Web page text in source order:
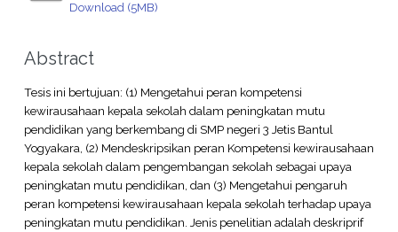
Download (5MB)
Abstract
Tesis ini bertujuan: (1) Mengetahui peran kompetensi
kewirausahaan kepala sekolah dalam peningkatan mutu
pendidikan yang berkembang di SMP negeri 3 Jetis Bantul
Yogyakara, (2) Mendeskripsikan peran Kompetensi kewirausahaan
kepala sekolah dalam pengembangan sekolah sebagai upaya
peningkatan mutu pendidikan, dan (3) Mengetahui pengaruh
peran kompetensi kewirausahaan kepala sekolah terhadap upaya
peningkatan mutu pendidikan. Jenis penelitian adalah deskriprif